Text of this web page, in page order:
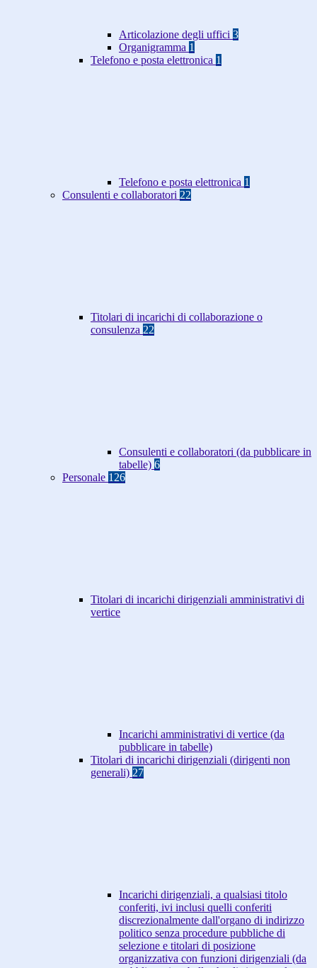
Articolazione degli uffici 3
Organigramma 1
Telefono e posta elettronica 1
Telefono e posta elettronica 1
Consulenti e collaboratori 22
Titolari di incarichi di collaborazione o
consulenza 22
Consulenti e collaboratori (da pubblicare in
tabelle) 6
Personale 126
Titolari di incarichi dirigenziali amministrativi di
vertice
Incarichi amministrativi di vertice (da
pubblicare in tabelle)
Titolari di incarichi dirigenziali (dirigenti non
generali) 27
Incarichi dirigenziali, a qualsiasi titolo
conferiti, ivi inclusi quelli conferiti
discrezionalmente dall'organo di indirizzo
politico senza procedure pubbliche di
selezione e titolari di posizione
organizzativa con funzioni dirigenziali (da